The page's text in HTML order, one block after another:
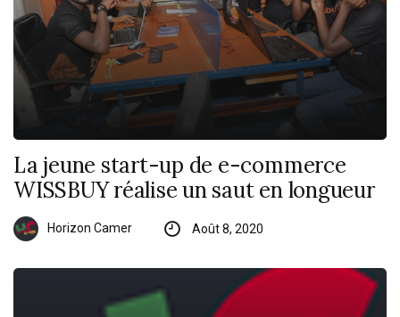
La jeune start-up de e-commerce
WISSBUY réalise un saut en longueur
Horizon Camer Août 8, 2020